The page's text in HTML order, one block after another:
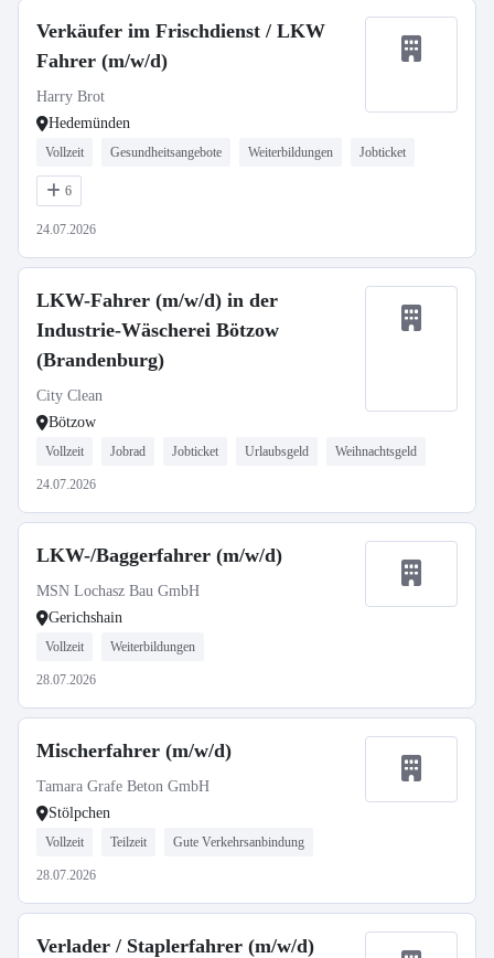
Verkäufer im Frischdienst / LKW
Fahrer (m/w/d)
Harry Brot
Hedemünden
Vollzeit Gesundheitsangebote Weiterbildungen Jobticket
6
24.07.2026
LKW-Fahrer (m/w/d) in der
Industrie-Wäscherei Bötzow
(Brandenburg)
City Clean
Bötzow
Vollzeit Jobrad Jobticket Urlaubsgeld Weihnachtsgeld
24.07.2026
LKW-/Baggerfahrer (m/w/d)
MSN Lochasz Bau GmbH
Gerichshain
Vollzeit Weiterbildungen
28.07.2026
Mischerfahrer (m/w/d)
Tamara Grafe Beton GmbH
Stölpchen
Vollzeit Teilzeit Gute Verkehrsanbindung
28.07.2026
Verlader / Staplerfahrer (m/w/d)